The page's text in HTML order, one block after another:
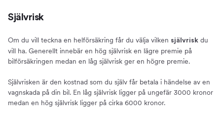
Självrisk
Om du vill teckna en helförsäkring får du välja vilken självrisk du
vill ha. Generellt innebär en hög självrisk en lägre premie på
bilförsäkringen medan en låg självrisk ger en högre premie.
Självrisken är den kostnad som du själv får betala i händelse av en
vagnskada på din bil. En låg självrisk ligger på ungefär 3000 kronor
medan en hög självrisk ligger på cirka 6000 kronor.